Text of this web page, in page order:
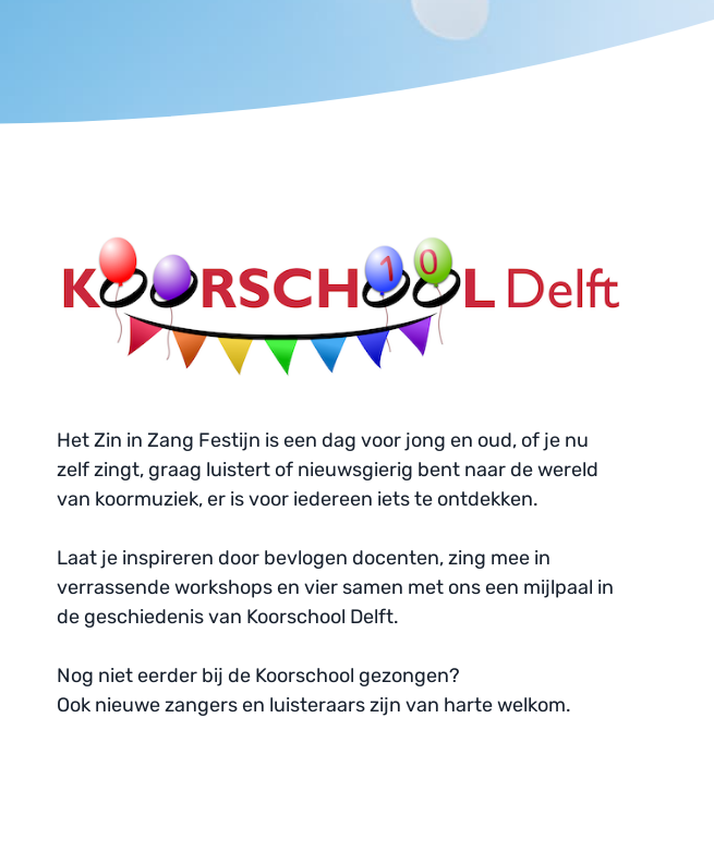
Het Zin in Zang Festijn is een dag voor jong en oud, of je nu
zelf zingt, graag luistert of nieuwsgierig bent naar de wereld
van koormuziek, er is voor iedereen iets te ontdekken.
Laat je inspireren door bevlogen docenten, zing mee in
verrassende workshops en vier samen met ons een mijlpaal in
de geschiedenis van Koorschool Delft.
Nog niet eerder bij de Koorschool gezongen?
Ook nieuwe zangers en luisteraars zijn van harte welkom.